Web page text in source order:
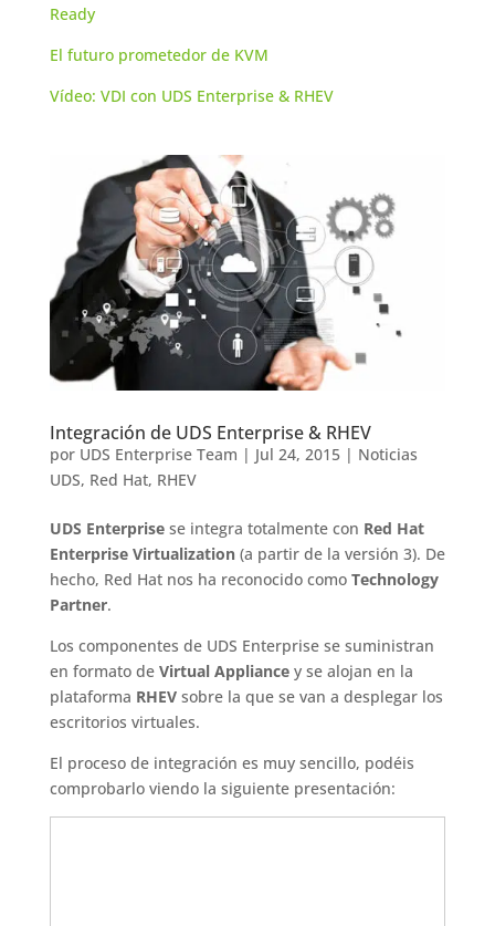
Ready
El futuro prometedor de KVM
Vídeo: VDI con UDS Enterprise & RHEV
Integración de UDS Enterprise & RHEV
por UDS Enterprise Team | Jul 24, 2015| Noticias
UDS, Red Hat, RHEV
UDS Enterprisese integra totalmente con Red Hat
Enterprise Virtualization(a partir de la versión 3). De
hecho, Red Hat nos ha reconocido como Technology
Partner.
Los componentes de UDS Enterprise se suministran
en formato de Virtual Appliancey se alojan en la
plataforma RHEVsobre la que se van a desplegar los
escritorios virtuales.
El proceso de integración es muy sencillo, podéis
comprobarlo viendo la siguiente presentación: